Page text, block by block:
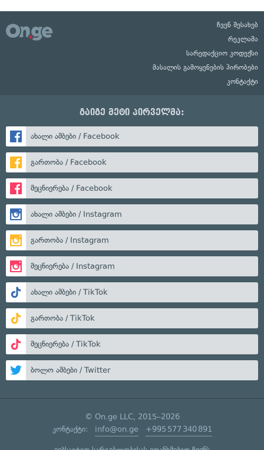
ჩვენ შესახებ
რეკლამა
სარედაქციო კოდექსი
მასალის გამოყენების პირობები
კონტაქტი
გაიგე მეტი პირველმა:
ახალი ამბები / Facebook
გართობა / Facebook
მეცნიერება / Facebook
ახალი ამბები / Instagram
გართობა / Instagram
მეცნიერება / Instagram
ახალი ამბები / TikTok
გართობა / TikTok
მეცნიერება / TikTok
ბოლო ამბები / Twitter
© On.ge LLC, 2015–2026
კონტაქტი: info@on.ge +995 577 340 891